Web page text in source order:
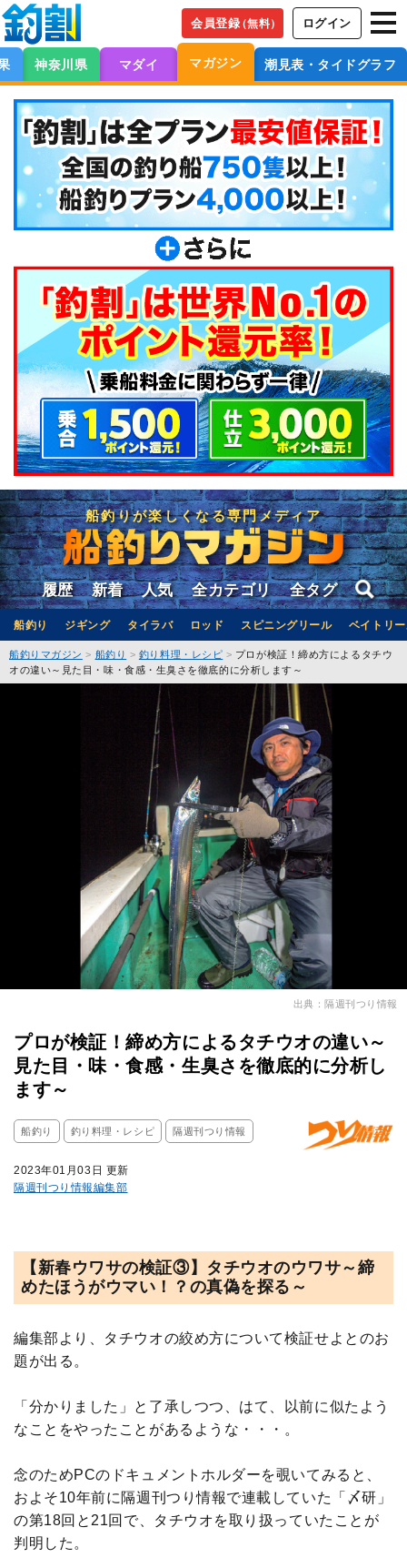
会員登録（無料） ログイン
神奈川県 マダイ マガジン 潮見表・タイドグラフ
船釣りが楽しくなる専門メディア
履歴 新着 人気 全カテゴリ 全タグ
船釣り ジギング タイラバ ロッド スピニングリール ベイトリ
船釣りマガジン 船釣り 釣り料理・レシピ
プロが検証！締め方によるタチウ
オの違い～見た目・味・食感・生臭さを徹底的に分析します～
出典：隔週刊つり情報
プロが検証！締め方によるタチウオの違い～
見た目・味・食感・生臭さを徹底的に分析し
ます～
船釣り 釣り料理・レシピ 隔週刊つり情報
2023年01月03日 更新
隔週刊つり情報編集部
【新春ウワサの検証③】タチウオのウワサ～締
めたほうがウマい！？の真偽を探る～
編集部より、タチウオの絞め方について検証せよとのお
題が出る。
「分かりました」と了承しつつ、はて、以前に似たよう
なことをやったことがあるような・・・。
念のためPCのドキュメントホルダーを覗いてみると、
およそ10年前に隔週刊つり情報で連載していた「〆研」
の第18回と21回で、タチウオを取り扱っていたことが
判明した。